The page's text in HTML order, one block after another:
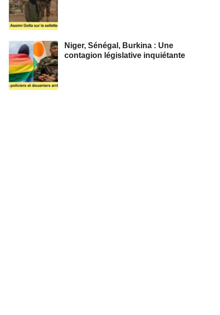
Niger, Sénégal, Burkina : Une
contagion législative inquiétante